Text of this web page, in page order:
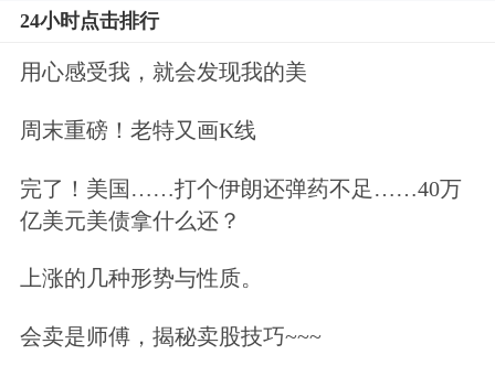
24小时点击排行
用心感受我，就会发现我的美
周末重磅！老特又画K线
完了！美国……打个伊朗还弹药不足……40万
亿美元美债拿什么还？
上涨的几种形势与性质。
会卖是师傅，揭秘卖股技巧~~~